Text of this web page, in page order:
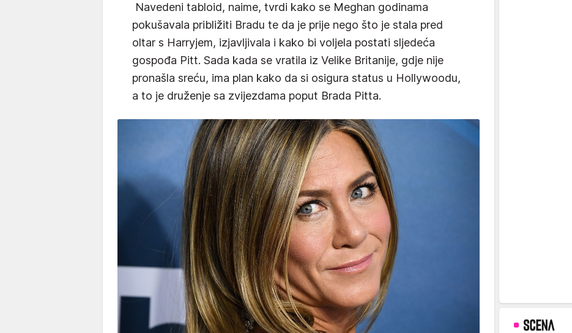
Navedeni tabloid, naime, tvrdi kako se Meghan godinama
pokušavala približiti Bradu te da je prije nego što je stala pred
oltar s Harryjem, izjavljivala i kako bi voljela postati sljedeća
gospođa Pitt. Sada kada se vratila iz Velike Britanije, gdje nije
pronašla sreću, ima plan kako da si osigura status u Hollywoodu,
a to je druženje sa zvijezdama poput Brada Pitta.